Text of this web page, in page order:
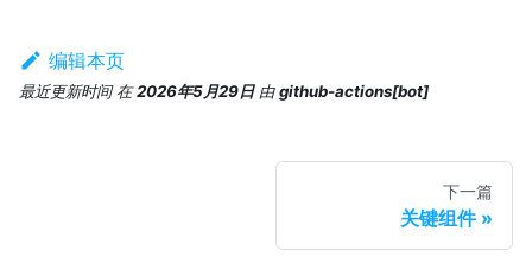
编辑本页
最近更新时间在2026年5月29日由github-actions[bot]
下一篇
关键组件